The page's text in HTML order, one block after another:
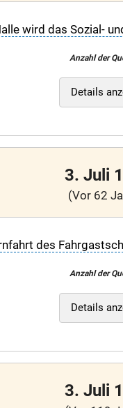
wird das Sozial-
Anzahl der
Details
3. Juli
(Vor 62
des
Anzahl der
Details
3. Juli